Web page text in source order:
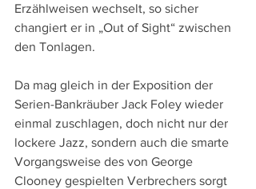
Erzählweisen wechselt, so sicher
changiert er in „Out of Sight“ zwischen
den Tonlagen.
Da mag gleich in der Exposition der
Serien-Bankräuber Jack Foley wieder
einmal zuschlagen, doch nicht nur der
lockere Jazz, sondern auch die smarte
Vorgangsweise des von George
Clooney gespielten Verbrechers sorgt